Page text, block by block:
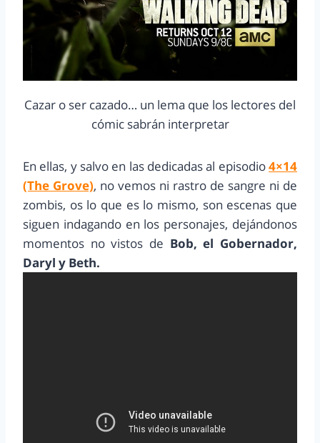
Cazar o ser cazado… un lema que los lectores del
cómic sabrán interpretar
En ellas, y salvo en las dedicadas al episodio4×14
(The Grove), no vemos ni rastro de sangre ni de
zombis, os lo que es lo mismo, son escenas que
siguen indagando en los personajes, dejándonos
momentos no vistos de Bob, el Gobernador,
Daryl y Beth.